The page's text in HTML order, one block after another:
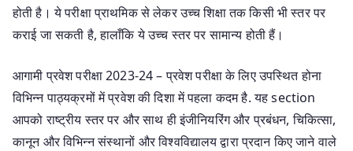
होती है। ये परीक्षा प्राथमिक से लेकर उच्च शिक्षा तक किसी भी स्तर पर
कराई जा सकती है, हालाँकि ये उच्च स्तर पर सामान्य होती हैं।
आगामी प्रवेश परीक्षा 2023-24 – प्रवेश परीक्षा के लिए उपस्थित होना
विभिन्न पाठ्यक्रमों में प्रवेश की दिशा में पहला कदम है. यह section
आपको राष्ट्रीय स्तर पर और साथ ही इंजीनियरिंग और प्रबंधन, चिकित्सा,
कानून और विभिन्न संस्थानों और विश्वविद्यालय द्वारा प्रदान किए जाने वाले